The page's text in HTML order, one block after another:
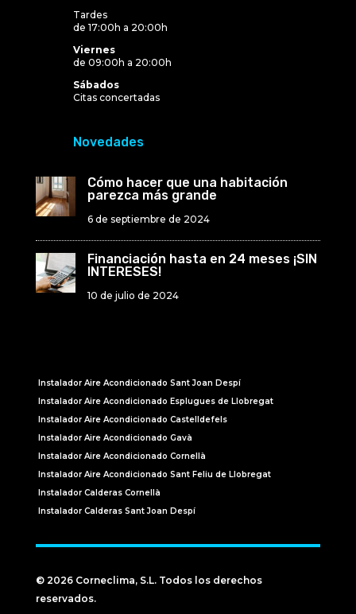
Tardes
de 17:00h a 20:00h
Viernes
de 09:00h a 20:00h
Sábados
Citas concertadas
Novedades
Cómo hacer que una habitación
parezca más grande
6 de septiembre de 2024
Financiación hasta en 24 meses ¡SIN
INTERESES!
10 de julio de 2024
Instalador Aire Acondicionado Sant Joan Despí
Instalador Aire Acondicionado Esplugues de Llobregat
Instalador Aire Acondicionado Castelldefels
Instalador Aire Acondicionado Gavà
Instalador Aire Acondicionado Cornellà
Instalador Aire Acondicionado Sant Feliu de Llobregat
Instalador Calderas Cornellà
Instalador Calderas Sant Joan Despí
© 2026 Corneclima, S.L. Todos los derechos
reservados.